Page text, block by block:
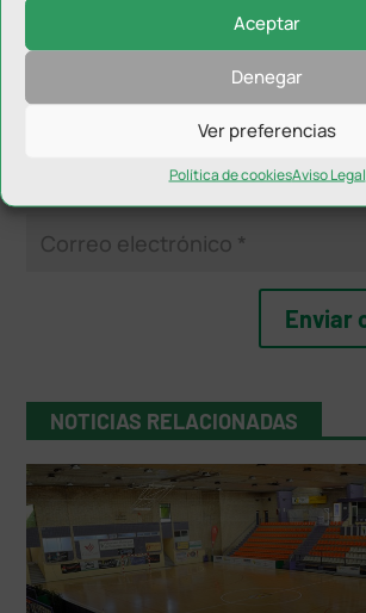
Aceptar
Denegar
Ver preferencias
Política de cookiesAviso Legal
NOTICIAS RELACIONADAS